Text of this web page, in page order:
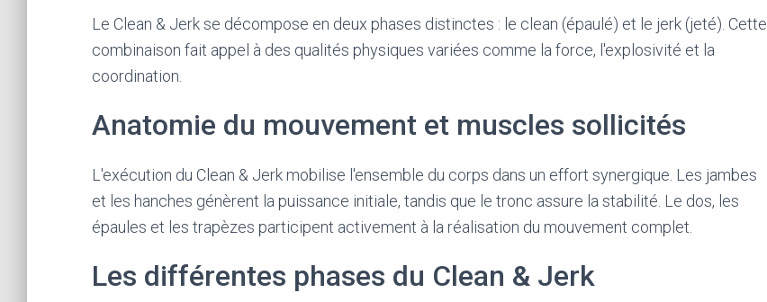
Le Clean & Jerk se décompose en deux phases distinctes : le clean (épaulé) et le jerk (jeté). Cette
combinaison fait appel à des qualités physiques variées comme la force, l'explosivité et la
coordination.
Anatomie du mouvement et muscles sollicités
L'exécution du Clean & Jerk mobilise l'ensemble du corps dans un effort synergique. Les jambes
et les hanches génèrent la puissance initiale, tandis que le tronc assure la stabilité. Le dos, les
épaules et les trapèzes participent activement à la réalisation du mouvement complet.
Les différentes phases du Clean & Jerk